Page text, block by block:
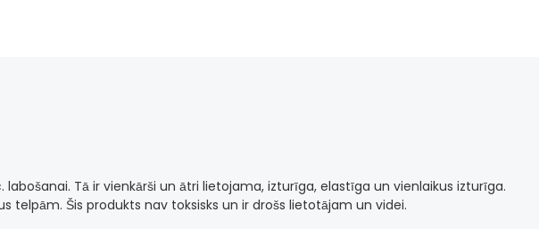
Tā ir vienkārši un ātri lietojama, izturīga, elastīga un vienlaikus izturīga.
telpām. Šis produkts nav toksisks un ir drošs lietotājam un videi.